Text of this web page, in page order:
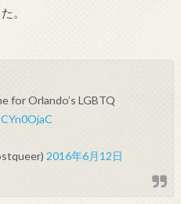
。
for Orlando’s LGBTQ
2016年6月12日